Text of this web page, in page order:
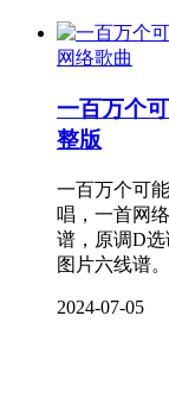
网络歌曲
一百万个
整版
一百万个可
唱，一首网
谱，原调D
图片六线谱
2024-07-05